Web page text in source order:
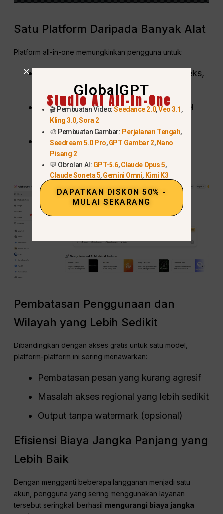
Satu Platform Daripada Banyak Alat
Platform all-in-one memungkinkan pengguna untuk:
Beralih dengan mulus antara model teks,
gambar, dan video.
Bandingkan kekuatan berbagai model
secara instan
Hindari reset konteks yang terus-
menerus.
Pembatasan Penggunaan dan
Wilayah yang Lebih Sedikit
Dibandingkan dengan akses gratis untuk satu model,
platform-platform ini sering menawarkan:
Pembatasan pesan yang kurang agresif
Masalah akses regional yang lebih sedikit
Output tanpa watermark (opsional)
Efisiensi Biaya Jangka Panjang yang
Lebih Baik
Dengan mengganti beberapa langganan menjadi satu
akun, pengguna yang sering menggunakan layanan
tersebut seringkali berhasil mengurangi biaya jangka
GlobalGPT
Studio AI All-In-One
🎬 Pembuatan Video:Seedance 2.0,Veo 3.1,
Kling 3.0,Sora 2
🎨 Pembuatan Gambar: Perjalanan Tengah,
Seedream 5.0 Pro,GPT Gambar 2, Nano
Pisang 2
💬 Obrolan AI: GPT-5.6,Claude Opus 5,
Claude Soneta 5,Gemini Omni, Kimi K3
DAPATKAN DISKON 50% -
MULAI SEKARANG